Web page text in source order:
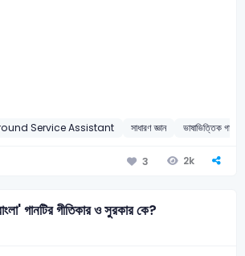
Service Assistant সাধারণ জ্ঞান ভাষাভিত্তিক গান,
3 2k
গানটির গীতিকার ও সুরকার কে?